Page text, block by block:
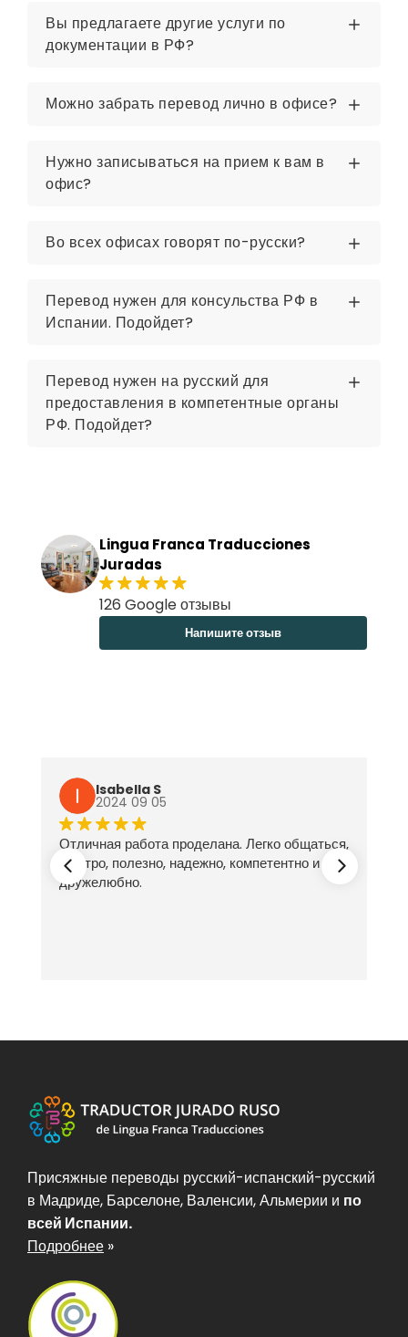
Вы предлагаете другие услуги по
документации в РФ?
Можно забрать перевод лично в офисе?
Нужно записыватьcя на прием к вам в
офис?
Во всех офисах говорят по-русски?
Перевод нужен для консульства РФ в
Испании. Подойдет?
Перевод нужен на русский для
предоставления в компетентные органы
РФ. Подойдет?
Lingua Franca Traducciones
Juradas
126 Google отзывы
Напишите отзыв
Isabella S
2024 09 05
Отличная работа проделана. Легко общаться,
быстро, полезно, надежно, компетентно и
дружелюбно.
Присяжные переводы русский-испанский-русский
в Мадриде, Барселоне, Валенсии, Альмерии и по
всей Испании.
Подробнее »